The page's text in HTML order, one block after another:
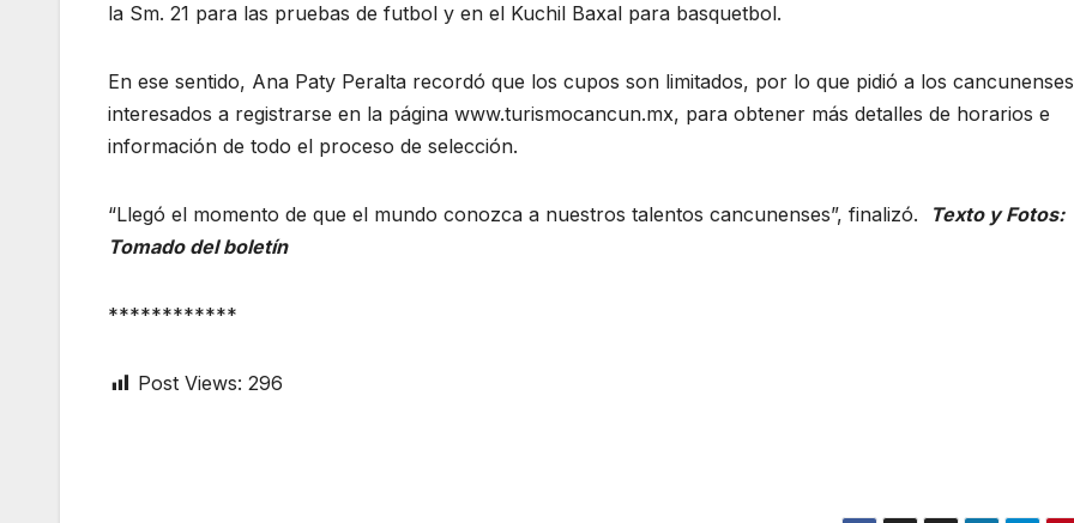
la Sm. 21 para las pruebas de futbol y en el Kuchil Baxal para basquetbol.
En ese sentido, Ana Paty Peralta recordó que los cupos son limitados, por lo que pidió a los cancunenses
interesados a registrarse en la página www.turismocancun.mx, para obtener más detalles de horarios e
información de todo el proceso de selección.
“Llegó el momento de que el mundo conozca a nuestros talentos cancunenses”, finalizó.
Texto y Fotos:
Tomado del boletín
************
Post Views: 296